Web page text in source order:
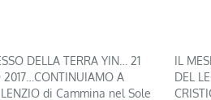
DELLA TERRA YIN… 21
2017…CONTINUIAMO A
di Cammina nel Sole
IL
DEL